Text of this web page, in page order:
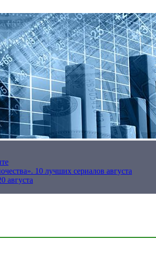
10 лучших сериалов августа
августа